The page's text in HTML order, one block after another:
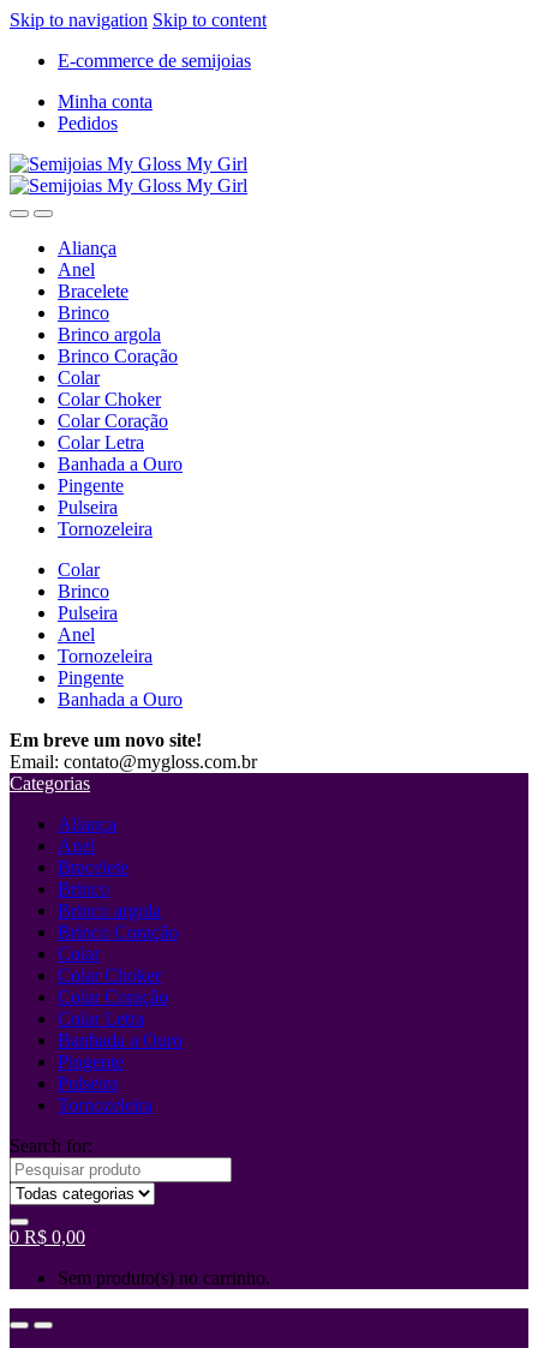
Skip to navigation Skip to content
E-commerce de semijoias
Minha conta
Pedidos
Aliança
Anel
Bracelete
Brinco
Brinco argola
Brinco Coração
Colar
Colar Choker
Colar Coração
Colar Letra
Banhada a Ouro
Pingente
Pulseira
Tornozeleira
Colar
Brinco
Pulseira
Anel
Tornozeleira
Pingente
Banhada a Ouro
Em breve um novo site!
Email: contato@mygloss.com.br
Categorias
Aliança
Anel
Bracelete
Brinco
Brinco argola
Brinco Coração
Colar
Colar Choker
Colar Coração
Colar Letra
Banhada a Ouro
Pingente
Pulseira
Tornozeleira
Search for:
0 R$ 0,00
Sem produto(s) no carrinho.